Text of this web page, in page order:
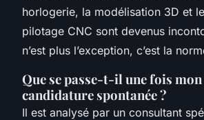
horlogerie, la modélisation 3D et
pilotage CNC sont devenus
n’est plus l’exception, c’est la
Que se passe-t-il une fois mon
candidature spontanée ?
Il est analysé par un consultant